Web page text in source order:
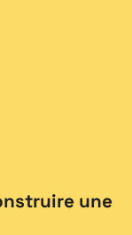
une